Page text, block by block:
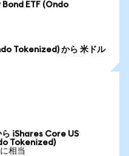
ETF (Ondo
Tokenized) から 米ドル
iShares Core US
Tokenized)
相当